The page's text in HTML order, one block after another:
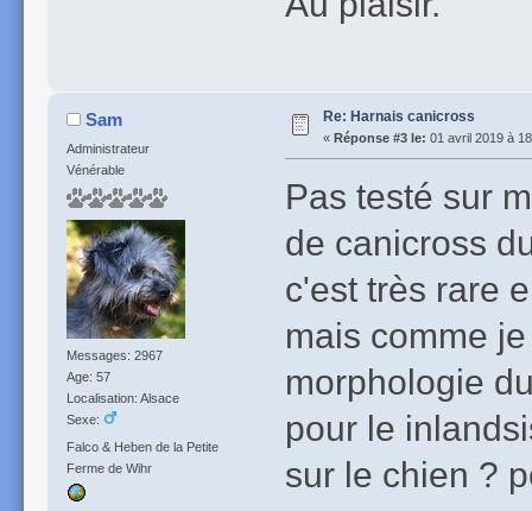
Sam
Administrateur
Vénérable
Messages: 2967
Age: 57
Localisation: Alsace
Sexe:
Falco & Heben de la Petite
Ferme de Wihr
Re: Harnais canicross
« Réponse #3 le: 01 avril 2019 à
Pas testé sur
de canicross
c'est très rare
mais comme
morphologie
pour le
sur le chien ?